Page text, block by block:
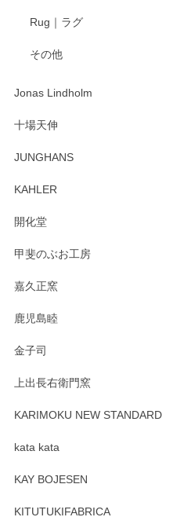
Rug｜ラグ
その他
Jonas Lindholm
十場天伸
JUNGHANS
KAHLER
開化堂
甲斐のぶお工房
嘉久正窯
鹿児島睦
金子司
上出長右衛門窯
KARIMOKU NEW STANDARD
kata kata
KAY BOJESEN
KITUTUKIFABRICA